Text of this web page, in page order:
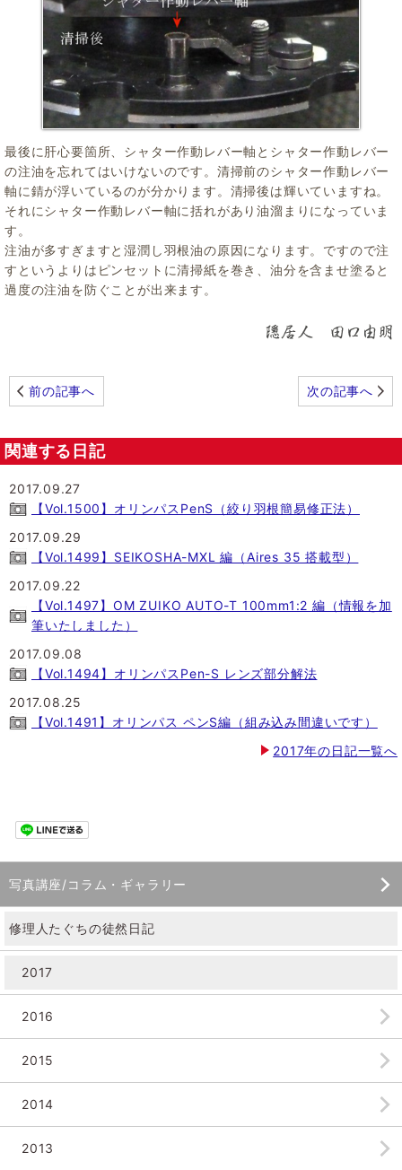
最後に肝心要箇所、シャター作動レバー軸とシャター作動レバー
の注油を忘れてはいけないのです。清掃前のシャター作動レバー
軸に錆が浮いているのが分かります。清掃後は輝いていますね。
それにシャター作動レバー軸に括れがあり油溜まりになっていま
す。
注油が多すぎますと湿潤し羽根油の原因になります。ですので注
すというよりはピンセットに清掃紙を巻き、油分を含ませ塗ると
過度の注油を防ぐことが出来ます。
前の記事へ 次の記事へ
関連する日記
2017.09.27
【Vol.1500】オリンパスPenS（絞り羽根簡易修正法）
2017.09.29
【Vol.1499】SEIKOSHA-MXL 編（Aires 35 搭載型）
2017.09.22
【Vol.1497】OM ZUIKO AUTO-T 100mm1:2 編（情報を加
筆いたしました）
2017.09.08
【Vol.1494】オリンパスPen-S レンズ部分解法
2017.08.25
【Vol.1491】オリンパス ペンS編（組み込み間違いです）
2017年の日記一覧へ
写真講座/コラム・ギャラリー
修理人たぐちの徒然日記
2017
2016
2015
2014
2013